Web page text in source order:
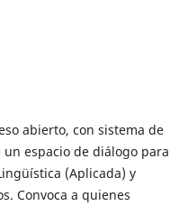
abierto, con sistema de
espacio de diálogo para
(Aplicada) y
Convoca a quienes